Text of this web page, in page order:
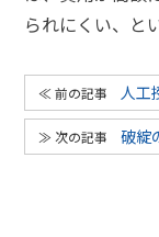
られにくい、と
人工
破綻